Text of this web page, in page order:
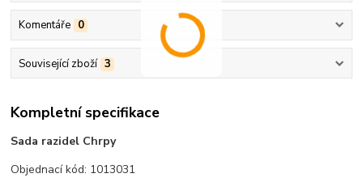
Komentáře 0
Související zboží 3
Kompletní specifikace
Sada razidel Chrpy
Objednací kód: 1013031